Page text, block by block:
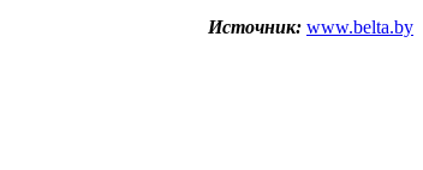
Источник: www.belta.by